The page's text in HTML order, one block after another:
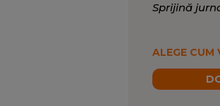
Sprijină
ALEGE CUM